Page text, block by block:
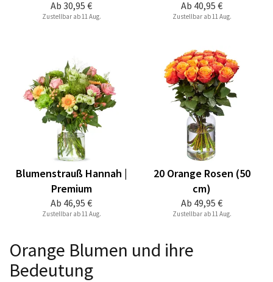
Ab 30,95 €
Zustellbar ab 11 Aug.
Ab 40,95 €
Zustellbar ab 11 Aug.
Ab 46,95 €
Blumenstrauß Hannah |
Premium
Zustellbar ab 11 Aug.
Ab 49,95 €
20 Orange Rosen (50
cm)
Zustellbar ab 11 Aug.
Orange Blumen und ihre
Bedeutung